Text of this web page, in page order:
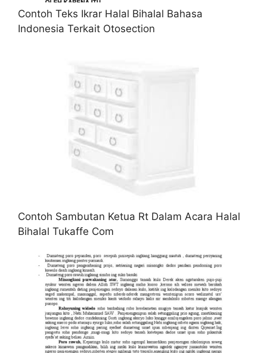
Contoh Teks Ikrar Halal Bihalal Bahasa
Indonesia Terkait Otosection
Contoh Sambutan Ketua Rt Dalam Acara Halal
Bihalal Tukaffe Com